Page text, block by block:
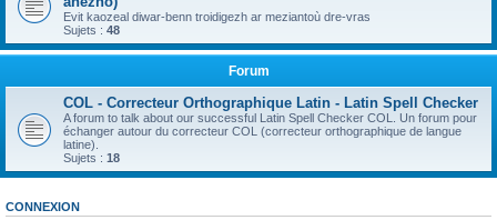
Evit kaozeal diwar-benn troidigezh ar meziantoù dre-vras
Sujets : 48
Forum
COL - Correcteur Orthographique Latin - Latin Spell Checker
A forum to talk about our successful Latin Spell Checker COL. Un forum pour
échanger autour du correcteur COL (correcteur orthographique de langue
latine).
Sujets : 18
CONNEXION